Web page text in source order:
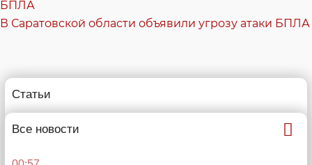
В Саратовской области объявили угрозу атаки БПЛА
Статьи
14:11
Все новости